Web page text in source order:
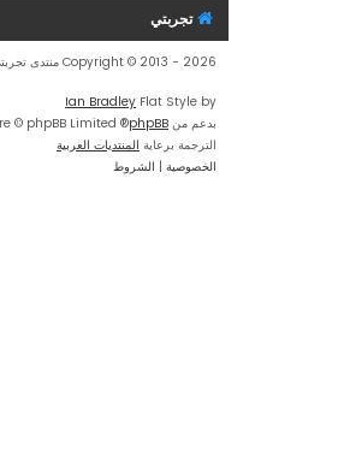
تجربتي
Copyright © 2013 - 2026 منتدى تجربتي All rights reserved.
Flat Style by
Ian Bradley
بدعم من phpBB
® Forum Software © phpBB Limited
الترجمة برعاية المنتديات العربية
الخصوصية | الشروط